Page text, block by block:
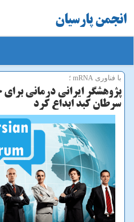
انجمن پارسیان
با فناوری mRNA ؛
پژوهشگر ایرانی درمانی برای
سرطان كبد ابداع كرد